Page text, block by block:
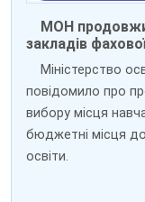
МОН
закладів
Міністерство
повідомило про
вибору місця
бюджетні місця
освіти.